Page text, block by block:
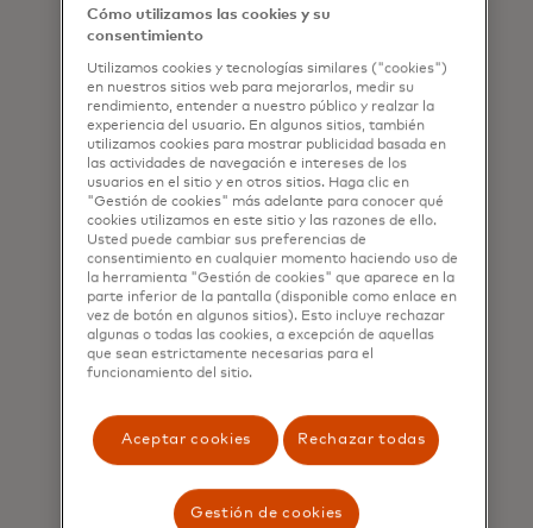
Esta activación, que
orgullo, refuerza el
compromiso de
Mastercard de acercar a
la gente al deporte que
aman. Además,
representa nuestro deseo
y esfuerzo por mantener
la ola de retribución de
nuestra campaña "Giving
atrás, y que comprueba
va mucho más allá del
Cómo utilizamos las cookies y su
consentimiento
Utilizamos cookies y tecnologías similares ("cookies")
en nuestros sitios web para mejorarlos, medir su
rendimiento, entender a nuestro público y realzar la
experiencia del usuario. En algunos sitios, también
utilizamos cookies para mostrar publicidad basada en
las actividades de navegación e intereses de los
usuarios en el sitio y en otros sitios. Haga clic en
"Gestión de cookies" más adelante para conocer qué
cookies utilizamos en este sitio y las razones de ello.
Usted puede cambiar sus preferencias de
consentimiento en cualquier momento haciendo uso de
la herramienta "Gestión de cookies" que aparece en la
parte inferior de la pantalla (disponible como enlace en
vez de botón en algunos sitios). Esto incluye rechazar
algunas o todas las cookies, a excepción de aquellas
que sean estrictamente necesarias para el
funcionamiento del sitio.
Aceptar cookies Rechazar todas
Gestión de cookies